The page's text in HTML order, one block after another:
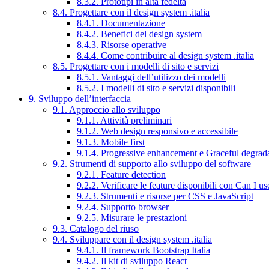
8.4. Progettare con il design system .italia
8.4.1. Documentazione
8.4.2. Benefici del design system
8.4.3. Risorse operative
8.4.4. Come contribuire al design system .italia
8.5. Progettare con i modelli di sito e servizi
8.5.1. Vantaggi dell’utilizzo dei modelli
8.5.2. I modelli di sito e servizi disponibili
9. Sviluppo dell’interfaccia
9.1. Approccio allo sviluppo
9.1.1. Attività preliminari
9.1.2. Web design responsivo e accessibile
9.1.3. Mobile first
9.1.4. Progressive enhancement e Graceful
9.2. Strumenti di supporto allo sviluppo del software
9.2.1. Feature detection
9.2.2. Verificare le feature disponibili con Can I
9.2.3. Strumenti e risorse per CSS e JavaScript
9.2.4. Supporto browser
9.2.5. Misurare le prestazioni
9.3. Catalogo del riuso
9.4. Sviluppare con il design system .italia
9.4.1. Il framework Bootstrap Italia
9.4.2. Il kit di sviluppo React